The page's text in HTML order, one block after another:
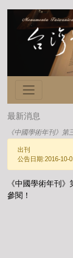
最新消息
《中國學術年刊》
出刊
公告日期:2016-10-
《中國學術年刊
參閱！